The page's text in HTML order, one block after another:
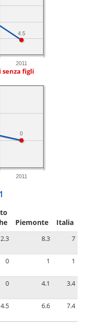
2011
4.5
senza figli
2011
0
Piemonte Italia
2.3 8.3 7
0 1 1
0 4.1 3.4
4.5 6.6 7.4